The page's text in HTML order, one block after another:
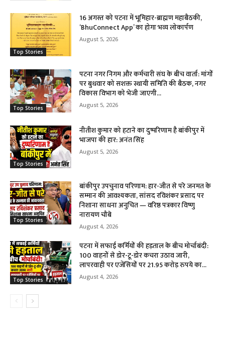
Top Stories
16 अगस्त को पटना में भूमिहार-ब्राह्मण महाबैठकी,
‘BhuConnect App’ का होगा भव्य लोकार्पण
August 5, 2026
Top Stories
पटना नगर निगम और कर्मचारी संघ के बीच वार्ता: मांगों
पर बुधवार को सशक्त स्थायी समिति की बैठक, नगर
विकास विभाग को भेजी जाएगी...
August 5, 2026
Top Stories
नीतीश कुमार को हटाने का दुष्परिणाम है बांकीपुर में
भाजपा की हार: अनंत सिंह
August 5, 2026
Top Stories
बांकीपुर उपचुनाव परिणाम: हार-जीत से परे जनमत के
सम्मान की आवश्यकता, सांसद रविशंकर प्रसाद पर
निशाना साधना अनुचित — वरिष्ठ पत्रकार विष्णु
नारायण चौबे
August 4, 2026
Top Stories
पटना में सफाई कर्मियों की हड़ताल के बीच मोर्चाबंदी:
100 वाहनों से डोर-टू-डोर कचरा उठाव जारी,
लापरवाही पर एजेंसियों पर 21.95 करोड़ रुपये का...
August 4, 2026